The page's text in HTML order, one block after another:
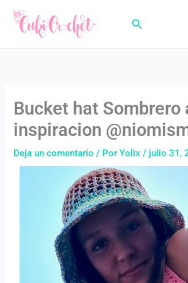
contenido
Buscar
Bucket hat Sombrero
inspiracion
Deja un comentario / PorYolix/ julio 31,